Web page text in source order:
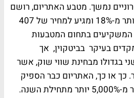
נמשך. מטבע האתריום, רושם
היום עלייה בשיעור של יותר מ-18% ומגיע למחיר של 407
המשקיעים בתחום המטבעות
בעיקר בביטקוין, אך
בגדולו מבחינת שווי שוק, אשר
דולר. כך או כך, האתריום כבר הספיק
השנה.